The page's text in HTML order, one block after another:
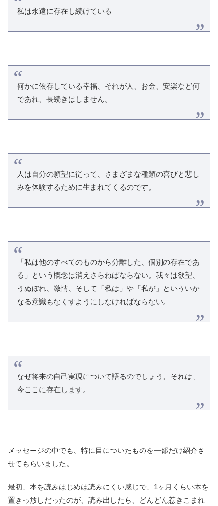
私は永遠に存在し続けている
何かに依存している幸福、それが人、お金、安楽など何
であれ、長続きはしません。
人は自分の願望に従って、さまざまな種類の喜びと悲し
みを体験するために生まれてくるのです。
「私は他のすべてのものから分離した、個別の存在であ
る」という概念は消えさらねばならない。我々は欲望、
うぬぼれ、激情、そして「私は」や「私が」といういか
なる意識もなくすようにしなければならない。
なぜ将来の自己実現について語るのでしょう。それは、
今ここに存在します。
メッセージの中でも、特に目についたものを一部だけ紹介さ
せてもらいました。
最初、本を読みはじめは読みにくい感じで、1ヶ月くらい本を
置きっ放しだったのが、読み出したら、どんどん惹きこまれ